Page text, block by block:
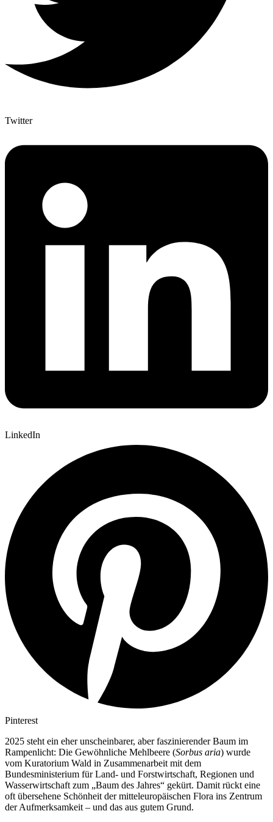
Twitter
LinkedIn
Pinterest
2025 steht ein eher unscheinbarer, aber faszinierender Baum im
Rampenlicht: Die Gewöhnliche Mehlbeere (Sorbus aria) wurde
vom Kuratorium Wald in Zusammenarbeit mit dem
Bundesministerium für Land- und Forstwirtschaft, Regionen und
Wasserwirtschaft zum „Baum des Jahres“ gekürt. Damit rückt eine
oft übersehene Schönheit der mitteleuropäischen Flora ins Zentrum
der Aufmerksamkeit – und das aus gutem Grund.